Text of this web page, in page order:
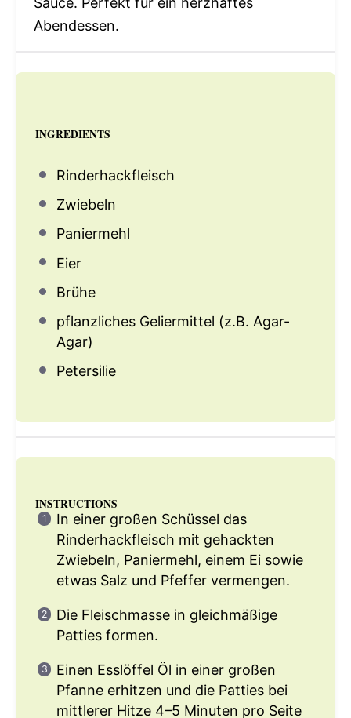
Abendessen.
INGREDIENTS
Rinderhackfleisch
Zwiebeln
Paniermehl
Eier
Brühe
pflanzliches Geliermittel (z.B. Agar-
Agar)
Petersilie
INSTRUCTIONS
In einer großen Schüssel das
Rinderhackfleisch mit gehackten
Zwiebeln, Paniermehl, einem Ei sowie
etwas Salz und Pfeffer vermengen.
Die Fleischmasse in gleichmäßige
Patties formen.
Einen Esslöffel Öl in einer großen
Pfanne erhitzen und die Patties bei
mittlerer Hitze 4–5 Minuten pro Seite